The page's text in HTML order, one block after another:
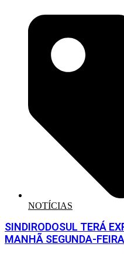
NOTÍCIAS
SINDIRODOSUL TERÁ
MANHÃ SEGUNDA-